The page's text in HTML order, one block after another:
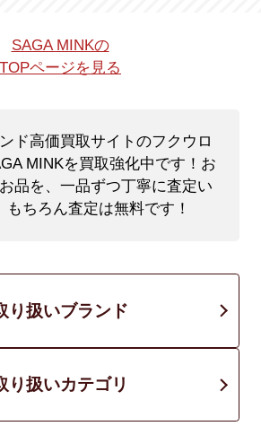
SAGA MINKの
TOPページを見る
ド高価買取サイトのフクウロ
MINKを買取強化中です！ お
品を、一品ずつ丁寧に査定い
もちろん査定は無料です！
り扱いブランド
り扱いカテゴリ